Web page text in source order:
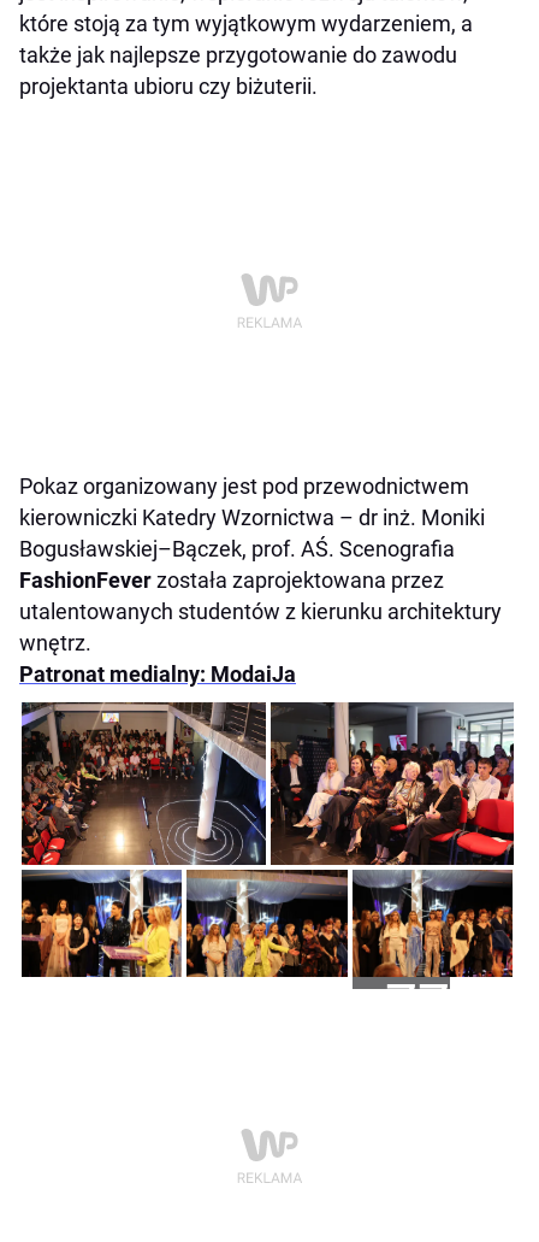
które stoją za tym wyjątkowym wydarzeniem, a
także jak najlepsze przygotowanie do zawodu
projektanta ubioru czy biżuterii.
Pokaz organizowany jest pod przewodnictwem
kierowniczki Katedry Wzornictwa – dr inż. Moniki
Bogusławskiej–Bączek, prof. AŚ. Scenografia
FashionFeverzostała zaprojektowana przez
utalentowanych studentów z kierunku architektury
wnętrz.
Patronat medialny: ModaiJa
+77